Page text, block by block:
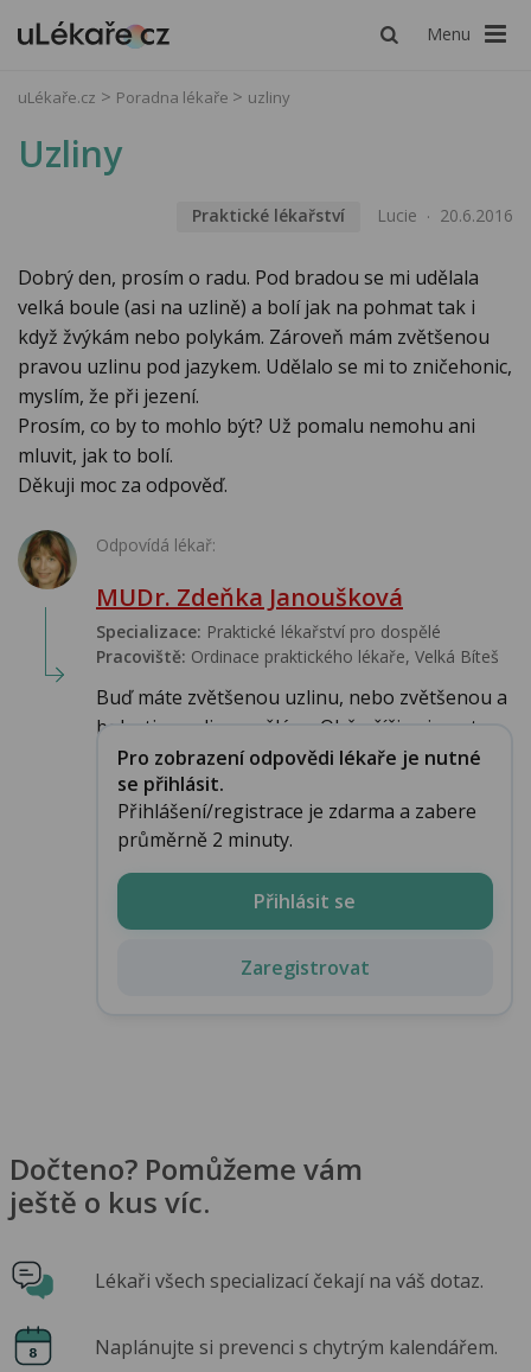
Menu
uLékaře.cz Poradna lékaře uzliny
Uzliny
Praktické lékařství Lucie 20.6.2016
Dobrý den, prosím o radu. Pod bradou se mi udělala
velká boule (asi na uzlině) a bolí jak na pohmat tak i
když žvýkám nebo polykám. Zároveň mám zvětšenou
pravou uzlinu pod jazykem. Udělalo se mi to zničehonic,
myslím, že při jezení.
Prosím, co by to mohlo být? Už pomalu nemohu ani
mluvit, jak to bolí.
Děkuji moc za odpověď.
Odpovídá lékař:
MUDr. Zdeňka Janoušková
Specializace: Praktické lékařství pro dospělé
Pracoviště: Ordinace praktického lékaře, Velká Bíteš
Buď máte zvětšenou uzlinu, nebo zvětšenou a
bolestivou slinnou žlázu. Obě příčiny je nut...
Pro zobrazení odpovědi lékaře je nutné
se přihlásit.
Přihlášení/registrace je zdarma a zabere
průměrně 2 minuty.
Přihlásit se
Zaregistrovat
Dočteno? Pomůžeme vám
ještě o kus víc.
Lékaři všech specializací čekají na váš dotaz.
Naplánujte si prevenci s chytrým kalendářem.